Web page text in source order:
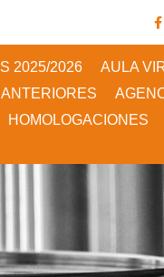
2025/2026 AULA
HOMOLOGACIONES